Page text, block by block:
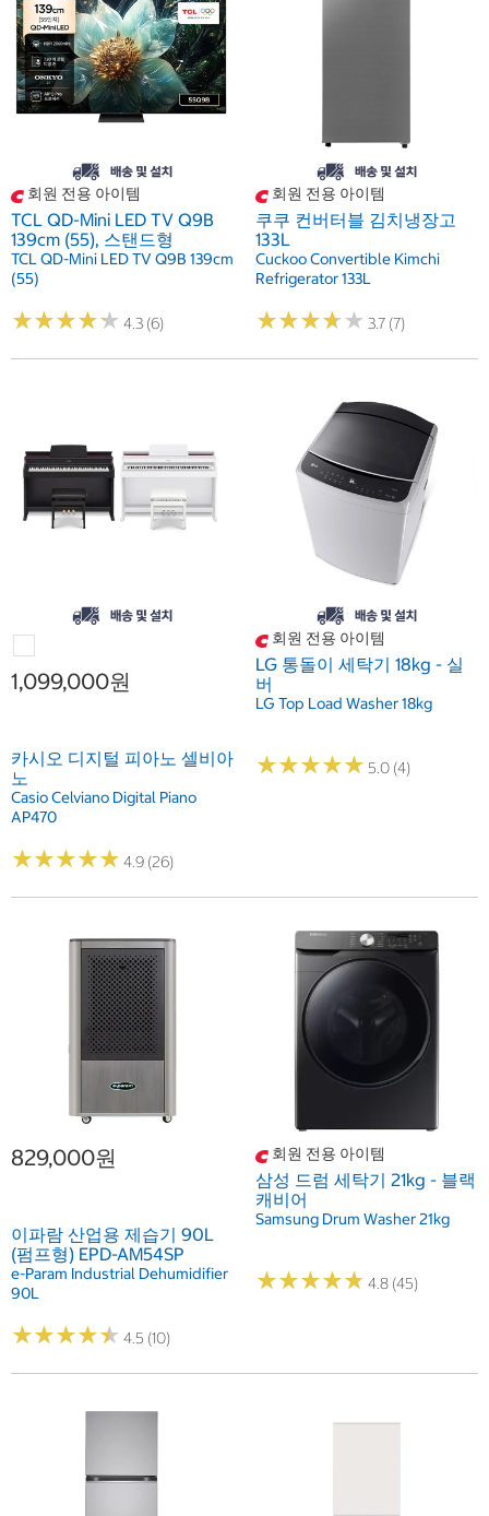
회원 전용 아이템
TCL QD-Mini LED TV Q9B
139cm (55), 스탠드형
TCL QD-Mini LED TV Q9B 139cm
(55)
★★★★★
★★★★★ 4.3 (6)
회원 전용 아이템
쿠쿠 컨버터블 김치냉장고
133L
Cuckoo Convertible Kimchi
Refrigerator 133L
★★★★★
★★★★★ 3.7 (7)
1,099,000원
카시오 디지털 피아노 셀비아
노
Casio Celviano Digital Piano
AP470
★★★★★
★★★★★ 4.9 (26)
회원 전용 아이템
LG 통돌이 세탁기 18kg - 실
버
LG Top Load Washer 18kg
★★★★★
★★★★★ 5.0 (4)
829,000원
이파람 산업용 제습기 90L
(펌프형) EPD-AM54SP
e-Param Industrial Dehumidifier
90L
★★★★★
★★★★★ 4.5 (10)
회원 전용 아이템
삼성 드럼 세탁기 21kg - 블랙
캐비어
Samsung Drum Washer 21kg
★★★★★
★★★★★ 4.8 (45)